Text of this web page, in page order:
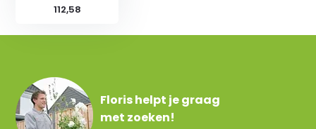
112,58
Floris helpt je graag
met zoeken!